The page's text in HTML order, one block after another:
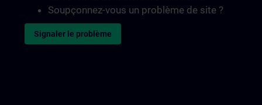
Soupçonnez-vous un problème de site ?
Signaler le problème